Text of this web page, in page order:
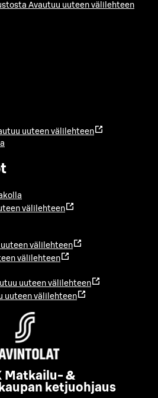
Avautuu uuteen välilehteen
uuteen välilehteen
välilehteen
välilehteen
välilehteen
uuteen välilehteen
uuteen välilehteen
Matkailu- &
ketjuohjaus